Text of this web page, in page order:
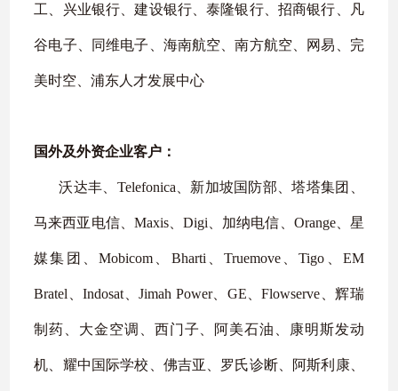
工、兴业银行、建设银行、泰隆银行、招商银行、凡
谷电子、同维电子、海南航空、南方航空、网易、完
美时空、浦东人才发展中心
国外及外资企业客户：
沃达丰、 Telefonica 、新加坡国防部、塔塔集团、
马来西亚电信、 Maxis、Digi 、加纳电信、 Orange、星
媒集团、Mobicom Bharti Truemove、Tigo EM
Bratel 、Indosat 、Jimah Power、 GE 、Flowserve 、辉瑞
制药、大金空调、西门子、阿美石油、康明斯发动
机、耀中国际学校、佛吉亚、罗氏诊断、阿斯利康、